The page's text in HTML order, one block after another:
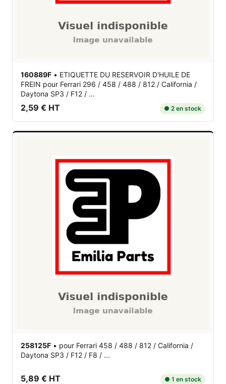
160889F • ETIQUETTE DU RESERVOIR D'HUILE DE
FREIN pour Ferrari 296 / 458 / 488 / 812 / California /
Daytona SP3 / F12 / ...
2,59 € HT ● 2 en stock
258125F • pour Ferrari 458 / 488 / 812 / California /
Daytona SP3 / F12 / F8 / ...
5,89 € HT ● 1 en stock